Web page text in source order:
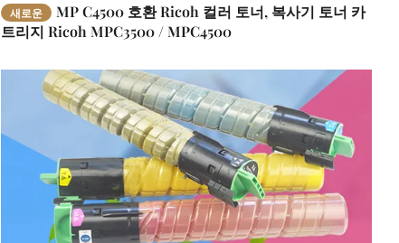
새로운
MP C4500 호환 Ricoh 컬러 토너, 복사기 토너 카
트리지 Ricoh MPC3500 / MPC4500